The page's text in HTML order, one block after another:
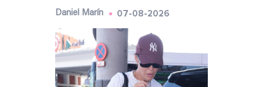
Daniel Marín 07-08-2026